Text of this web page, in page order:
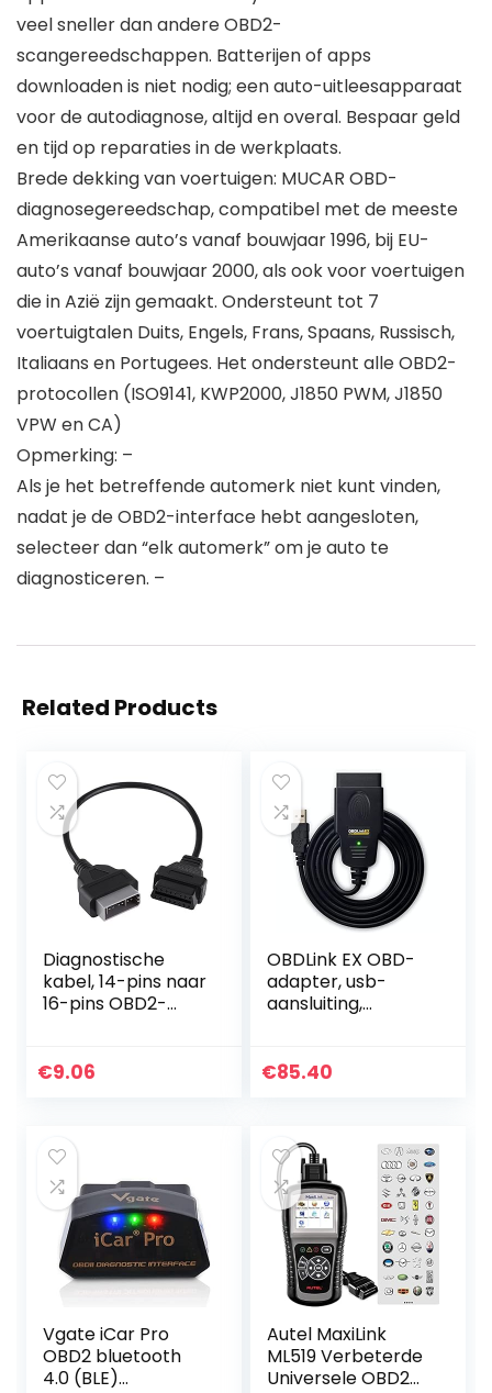
veel sneller dan andere OBD2-
scangereedschappen. Batterijen of apps
downloaden is niet nodig; een auto-uitleesapparaat
voor de autodiagnose, altijd en overal. Bespaar geld
en tijd op reparaties in de werkplaats.
Brede dekking van voertuigen: MUCAR OBD-
diagnosegereedschap, compatibel met de meeste
Amerikaanse auto’s vanaf bouwjaar 1996, bij EU-
auto’s vanaf bouwjaar 2000, als ook voor voertuigen
die in Azië zijn gemaakt. Ondersteunt tot 7
voertuigtalen Duits, Engels, Frans, Spaans, Russisch,
Italiaans en Portugees. Het ondersteunt alle OBD2-
protocollen (ISO9141, KWP2000, J1850 PWM, J1850
VPW en CA)
Opmerking: –
Als je het betreffende automerk niet kunt vinden,
nadat je de OBD2-interface hebt aangesloten,
selecteer dan “elk automerk” om je auto te
diagnosticeren. –
Related Products
Diagnostische
kabel, 14-pins naar
16-pins OBD2-
Diagnostische
€9.06
OBDLink EX OBD-
adapter, usb-
aansluiting,
auto‘s, compatibel
€85.40
Vgate iCar Pro
OBD2 bluetooth
4.0 (BLE)
Autel MaxiLink
ML519 Verbeterde
Universele OBD2